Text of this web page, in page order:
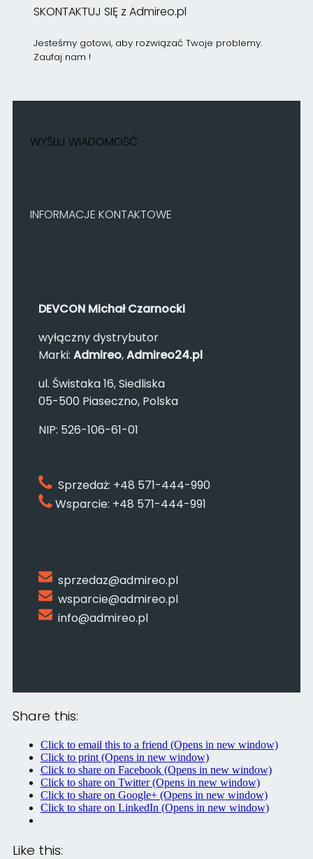
SKONTAKTUJ SIĘ z Admireo.pl
Jesteśmy gotowi, aby rozwiązać Twoje problemy.
Zaufaj nam !
WYŚLIJ WIADOMOŚĆ
INFORMACJE KONTAKTOWE
DEVCON Michał Czarnocki
wyłączny dystrybutor
Marki: Admireo,Admireo24.pl
ul. Świstaka 16, Siedliska
05-500 Piaseczno, Polska
NIP: 526-106-61-01
Sprzedaż: +48 571-444-990
Wsparcie: +48 571-444-991
sprzedaz@admireo.pl
wsparcie@admireo.pl
info@admireo.pl
Share this:
Click to email this to a friend (Opens in new window)
Click to print (Opens in new window)
Click to share on Facebook (Opens in new window)
Click to share on Twitter (Opens in new window)
Click to share on Google+ (Opens in new window)
Click to share on LinkedIn (Opens in new window)
Like this: